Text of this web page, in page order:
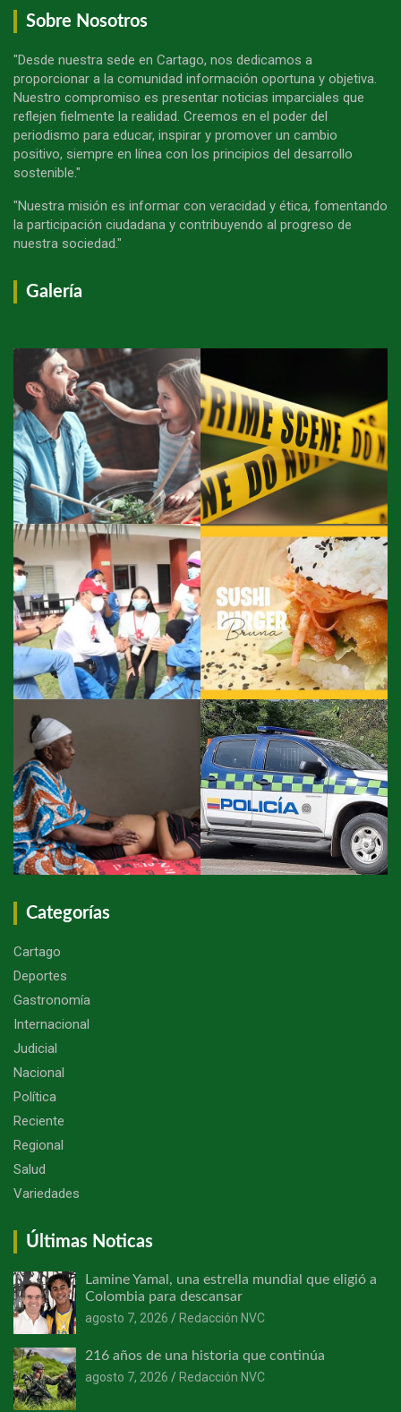
Sobre Nosotros
"Desde nuestra sede en Cartago, nos dedicamos a
proporcionar a la comunidad información oportuna y objetiva.
Nuestro compromiso es presentar noticias imparciales que
reflejen fielmente la realidad. Creemos en el poder del
periodismo para educar, inspirar y promover un cambio
positivo, siempre en línea con los principios del desarrollo
sostenible."
"Nuestra misión es informar con veracidad y ética, fomentando
la participación ciudadana y contribuyendo al progreso de
nuestra sociedad."
Galería
Categorías
Cartago
Deportes
Gastronomía
Internacional
Judicial
Nacional
Política
Reciente
Regional
Salud
Variedades
Últimas Noticas
Lamine Yamal, una estrella mundial que eligió a
Colombia para descansar
agosto 7, 2026
Redacción NVC
216 años de una historia que continúa
agosto 7, 2026
Redacción NVC